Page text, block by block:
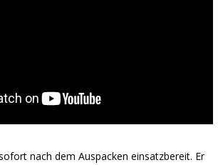
nach dem Auspacken einsatzbereit. Er